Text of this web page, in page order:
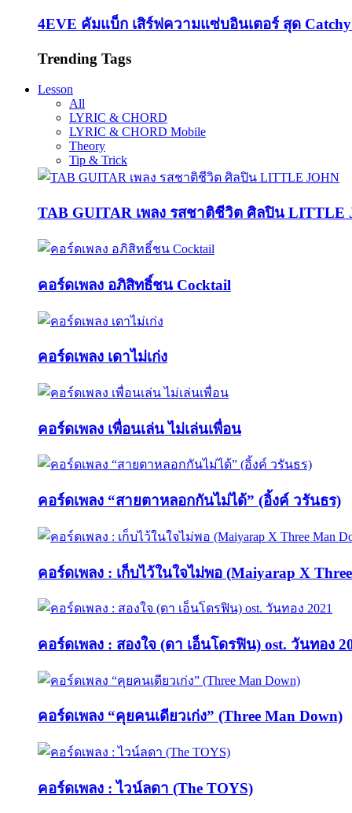
4EVE คัมแบ็ก เสิร์ฟความแซ่บอินเตอร์ สุด
Trending Tags
Lesson
All
LYRIC & CHORD
LYRIC & CHORD Mobile
Theory
Tip & Trick
TAB GUITAR เพลง รสชาติชีวิต ศิลปิน LITTLE
คอร์ดเพลง อภิสิทธิ์ชน Cocktail
คอร์ดเพลง เดาไม่เก่ง
คอร์ดเพลง เพื่อนเล่น ไม่เล่นเพื่อน
คอร์ดเพลง “สายตาหลอกกันไม่ได้” (อิ้งค์ วรันธร)
คอร์ดเพลง : เก็บไว้ในใจไม่พอ (Maiyarap X
คอร์ดเพลง : สองใจ (ดา เอ็นโดรฟิน) ost. วันทอง
คอร์ดเพลง “คุยคนเดียวเก่ง” (Three Man Down)
คอร์ดเพลง : ไวน์ลดา (The TOYS)